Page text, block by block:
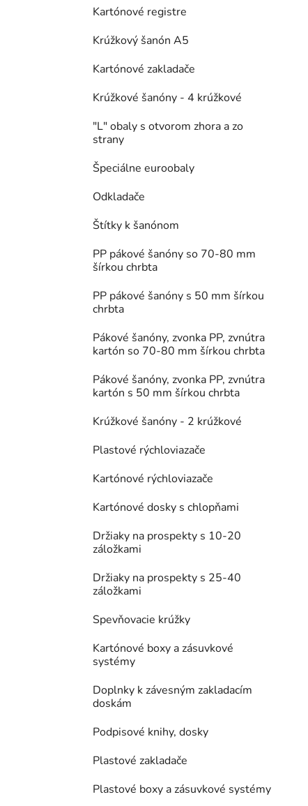
Kartónové registre
Krúžkový šanón A5
Kartónové zakladače
Krúžkové šanóny - 4 krúžkové
"L" obaly s otvorom zhora a zo
strany
Špeciálne euroobaly
Odkladače
Štítky k šanónom
PP pákové šanóny so 70-80 mm
šírkou chrbta
PP pákové šanóny s 50 mm šírkou
chrbta
Pákové šanóny, zvonka PP, zvnútra
kartón so 70-80 mm šírkou chrbta
Pákové šanóny, zvonka PP, zvnútra
kartón s 50 mm šírkou chrbta
Krúžkové šanóny - 2 krúžkové
Plastové rýchloviazače
Kartónové rýchloviazače
Kartónové dosky s chlopňami
Držiaky na prospekty s 10-20
záložkami
Držiaky na prospekty s 25-40
záložkami
Spevňovacie krúžky
Kartónové boxy a zásuvkové
systémy
Doplnky k závesným zakladacím
doskám
Podpisové knihy, dosky
Plastové zakladače
Plastové boxy a zásuvkové systémy